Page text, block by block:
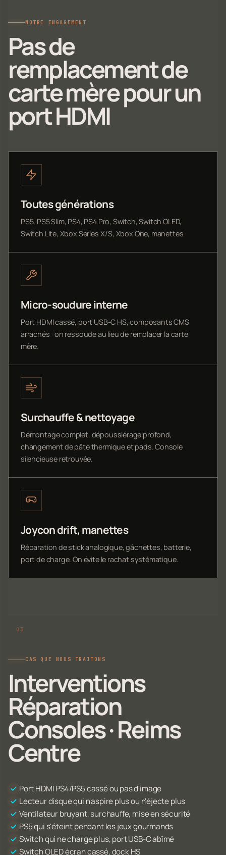
NOTRE ENGAGEMENT
Pas de
remplacement de
carte mère pour un
port HDMI
Toutes générations
PS5, PS5 Slim, PS4, PS4 Pro, Switch, Switch OLED,
Switch Lite, Xbox Series X/S, Xbox One, manettes.
Micro-soudure interne
Port HDMI cassé, port USB-C HS, composants CMS
arrachés : on ressoude au lieu de remplacer la carte
mère.
Surchauffe & nettoyage
Démontage complet, dépoussiérage profond,
changement de pâte thermique et pads. Console
silencieuse retrouvée.
Joycon drift, manettes
Réparation de stick analogique, gâchettes, batterie,
port de charge. On évite le rachat systématique.
CAS QUE NOUS TRAITONS
Interventions
Réparation
Consoles · Reims
Centre
Port HDMI PS4/PS5 cassé ou pas d'image
Lecteur disque qui n'aspire plus ou n'éjecte plus
Ventilateur bruyant, surchauffe, mise en sécurité
PS5 qui s'éteint pendant les jeux gourmands
Switch qui ne charge plus, port USB-C abîmé
Switch OLED écran cassé, dock HS